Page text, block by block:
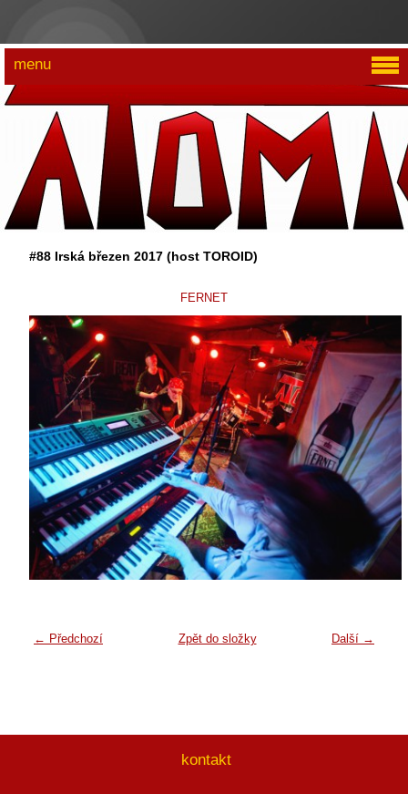
#88 Irská březen 2017 (host TOROID)
FERNET
← Předchozí Další →
Zpět do složky
menu
kontakt